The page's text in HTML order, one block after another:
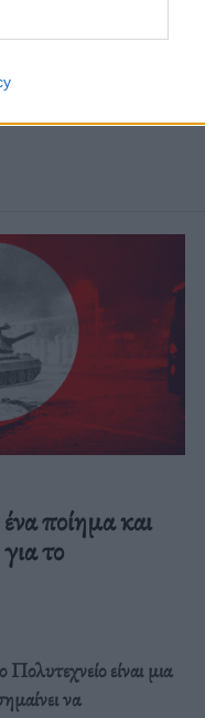
ποίημα και
το
είναι μια
να